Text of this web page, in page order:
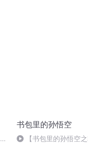
书包里的孙悟空
【书包里的孙悟空